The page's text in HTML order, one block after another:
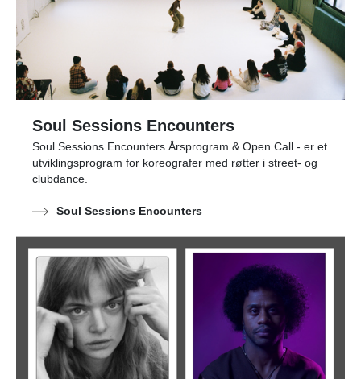
Soul Sessions Encounters
Soul Sessions Encounters Årsprogram & Open Call - er et
utviklingsprogram for koreografer med røtter i street- og
clubdance.
Soul Sessions Encounters